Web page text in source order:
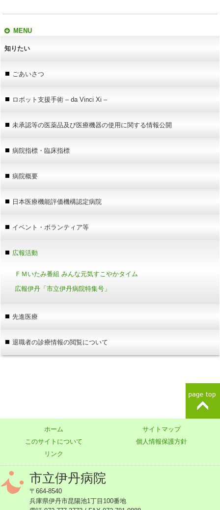
MENU
知りたい
ごあいさつ
ロボット支援手術 – da Vinci Xi –
未承認等の医薬品及び医療機器の使用に関する情報公開
病院指標・臨床指標
病院概要
日本医療機能評価機構認定病院
イベント・ボランティア等
広報活動
ＦＭいたみ番組 みんな元気すこやかタイム
広報伊丹「市立伊丹病院特集号」
先進医療
退職者の診療情報の閲覧について
ホーム
サイトマップ
このサイトについて
個人情報保護方針
リンク
市立伊丹病院
〒664-8540
兵庫県伊丹市昆陽池1丁目100番地